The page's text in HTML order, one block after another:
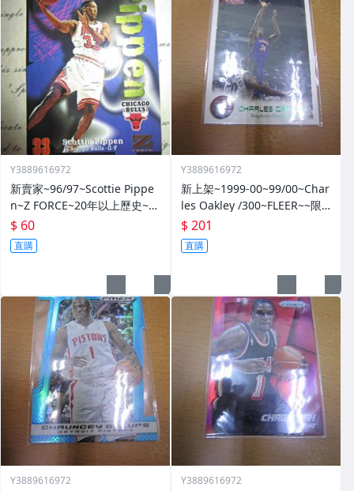
Y3889616972
新賣家~96/97~Scottie Pippe
n~Z FORCE~20年以上歷史~無
限量~
$ 60
直購
Y3889616972
新上架~1999-00~99/00~Char
les Oakley /300~FLEER~~限
量/300~1060114-1
$ 201
直購
Y3889616972 Y3889616972